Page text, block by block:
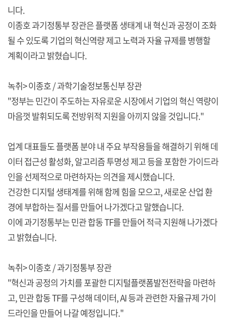
니다.
이종호 과기정통부 장관은 플랫폼 생태계 내 혁신과 공정이 조화
될 수 있도록 기업의 혁신역량 제고 노력과 자율 규제를 병행할
계획이라고 밝혔습니다.
녹취> 이종호 / 과학기술정보통신부 장관
"정부는 민간이 주도하는 자유로운 시장에서 기업의 혁신 역량이
마음껏 발휘되도록 전방위적 지원을 아끼지 않을 것입니다."
업계 대표들도 플랫폼 분야 내 주요 부작용들을 해결하기 위해 데
이터 접근성 활성화, 알고리즘 투명성 제고 등을 포함한 가이드라
인을 선제적으로 마련하자는 의견을 제시했습니다.
건강한 디지털 생태계를 위해 함께 힘을 모으고, 새로운 산업 환
경에 부합하는 질서를 만들어 나가겠다고 말했습니다.
이에 과기정통부는 민관 합동 TF를 만들어 적극 지원해 나가겠다
고 밝혔습니다.
녹취> 이종호 / 과기정통부 장관
"혁신과 공정의 가치를 포괄한 디지털플랫폼발전전략을 마련하
고, 민관 합동 TF를 구성해 데이터, AI 등과 관련한 자율규제 가이
드라인을 만들어 나갈 예정입니다."